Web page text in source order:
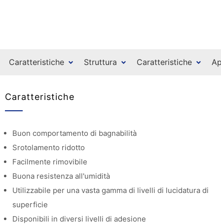
Caratteristiche Struttura Caratteristiche
Caratteristiche
Buon comportamento di bagnabilità
Srotolamento ridotto
Facilmente rimovibile
Buona resistenza all'umidità
Utilizzabile per una vasta gamma di livelli di lucidatura di
superficie
Disponibili in diversi livelli di adesione